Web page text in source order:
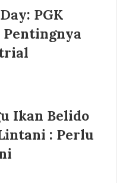
PGK
Pentingnya
Ikan Belido
: Perlu